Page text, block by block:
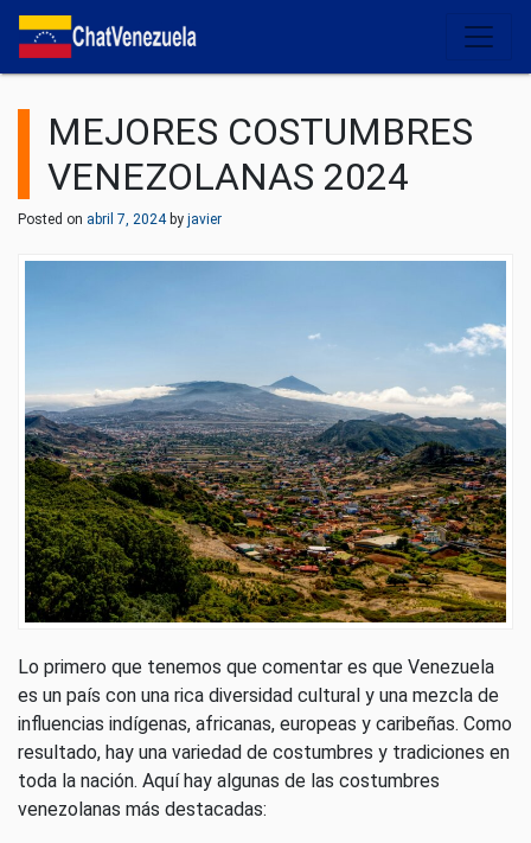
Salir del contenido
MEJORES COSTUMBRES
VENEZOLANAS 2024
Posted on abril 7, 2024by javier
Lo primero que tenemos que comentar es que Venezuela
es un país con una rica diversidad cultural y una mezcla de
influencias indígenas, africanas, europeas y caribeñas. Como
resultado, hay una variedad de costumbres y tradiciones en
toda la nación. Aquí hay algunas de las costumbres
venezolanas más destacadas: